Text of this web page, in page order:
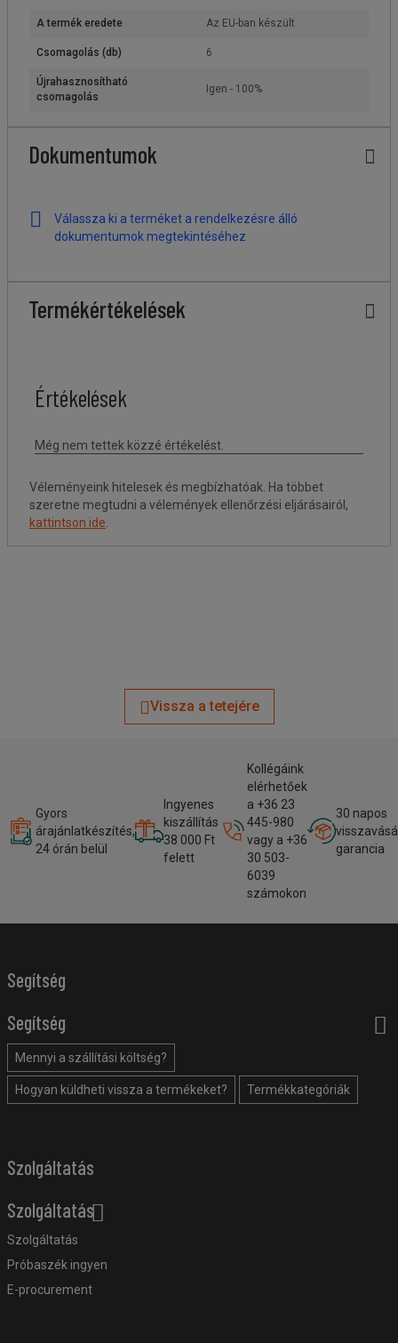
A termék eredete Az EU-ban készült
Csomagolás (db) 6
Újrahasznosítható
csomagolás
Igen - 100%
Dokumentumok
Válassza ki a terméket a rendelkezésre álló
dokumentumok megtekintéséhez
Termékértékelések
Véleményeink hitelesek és megbízhatóak. Ha többet
szeretne megtudni a vélemények ellenőrzési eljárásairól,
kattintson ide
Vissza a tetejére
Gyors
árajánlatkészítés,
24 órán belül
Ingyenes
kiszállítás
38 000 Ft
felett
Kollégáink
elérhetőek
a +36 23
445-980
vagy a +36
30 503-
6039
számokon
30 napos
garancia
Segítség
Segítség
Mennyi a szállítási költség?
Hogyan küldheti vissza a termékeket? Termékkategóriák
Szolgáltatás
Szolgáltatás
Szolgáltatás
Próbaszék ingyen
E-procurement